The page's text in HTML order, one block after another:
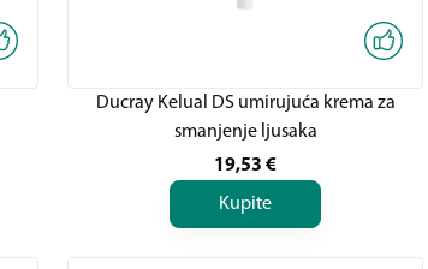
Ducray Kelual DS umirujuća krema za
smanjenje ljusaka
19,53 €
Kupite